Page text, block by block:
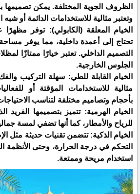
الظروف الجوية المختلفة. يمكن تصميمها
وتعتبر مثالية للاستخدامات الدائمة أو شبه
الخيام المعلقة (الكابولي): توفر
تحتاج إلى أعمدة داخلية، مما يوفر
التصميم الداخلي. تعتبر خيارًا ممتازًا
الجلوس الخارجية.
الخيام القابلة للطي: سهلة التركيب
مثالية للاستخدامات المؤقتة أو
بأحجام وتصاميم مختلفة لتناسب
الخيام الهرمية: تتميز بتصميمها الفريد
للرياح والأمطار، كما أنها تضفي لمسة
الخيام الذكية: تتضمن تقنيات حديثة مثل
التحكم في درجة الحرارة، وحتى الأنظمة
استخدام مريحة وممتعة.